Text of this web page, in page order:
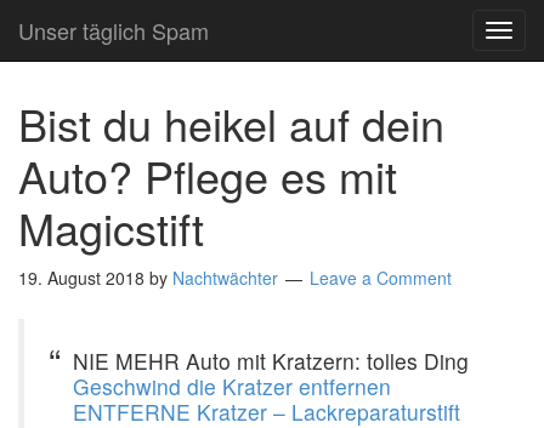
Unser täglich Spam
Bist du heikel auf dein
Auto? Pflege es mit
Magicstift
19. August 2018 by Nachtwächter Leave a Comment
NIE MEHR Auto mit Kratzern: tolles Ding
Geschwind die Kratzer entfernen
ENTFERNE Kratzer – Lackreparaturstift